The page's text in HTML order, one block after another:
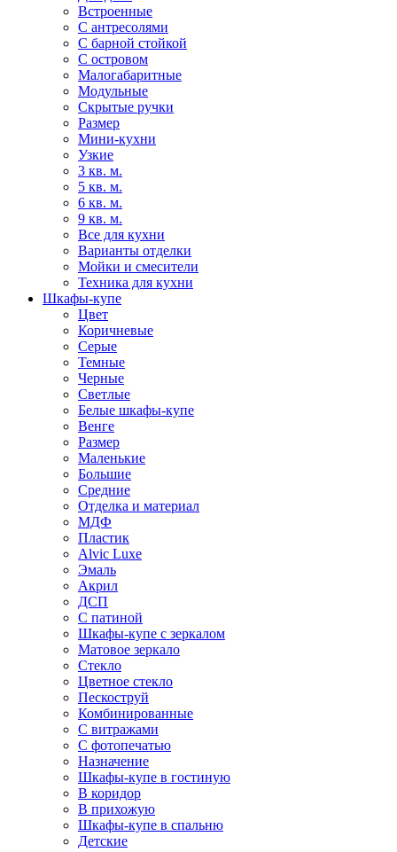
Встроенные
С антресолями
С барной стойкой
С островом
Малогабаритные
Модульные
Скрытые ручки
Размер
Мини-кухни
Узкие
3 кв. м.
5 кв. м.
6 кв. м.
9 кв. м.
Все для кухни
Варианты отделки
Мойки и смесители
Техника для кухни
Шкафы-купе
Цвет
Коричневые
Серые
Темные
Черные
Светлые
Белые шкафы-купе
Венге
Размер
Маленькие
Большие
Средние
Отделка и материал
МДФ
Пластик
Alvic Luxe
Эмаль
Акрил
ДСП
С патиной
Шкафы-купе с зеркалом
Матовое зеркало
Стекло
Цветное стекло
Пескоструй
Комбинированные
С витражами
С фотопечатью
Назначение
Шкафы-купе в гостиную
В коридор
В прихожую
Шкафы-купе в спальню
Детские